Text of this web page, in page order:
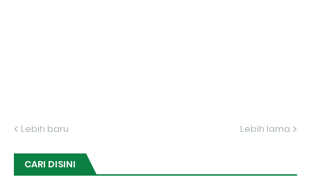
Lebih baru Lebih lama
CARI DISINI